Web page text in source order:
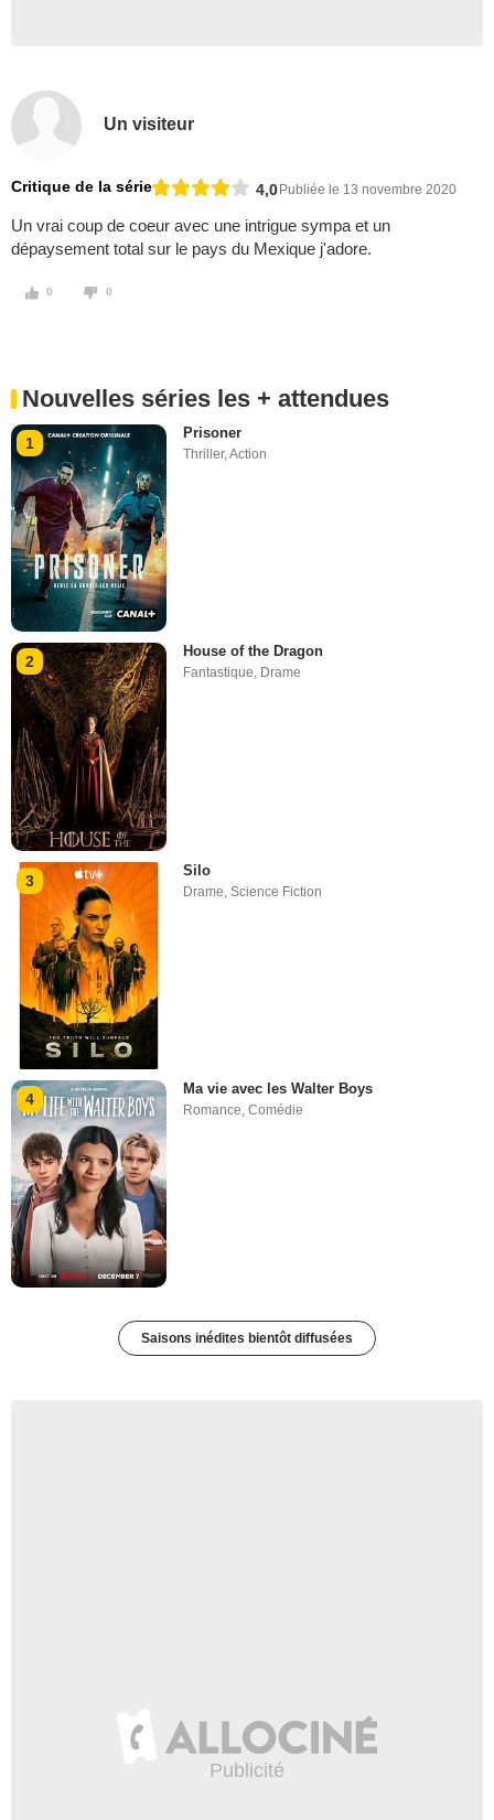
Un visiteur
Critique de la série 4,0Publiée le 13 novembre 2020
Un vrai coup de coeur avec une intrigue sympa et un
dépaysement total sur le pays du Mexique j'adore.
0 0
Nouvelles séries les + attendues
1
Prisoner
Thriller,Action
2
House of the Dragon
Fantastique, Drame
3
Silo
Drame ,Science Fiction
4
Ma vie avec les Walter Boys
Romance,Comédie
Saisons inédites bientôt diffusées